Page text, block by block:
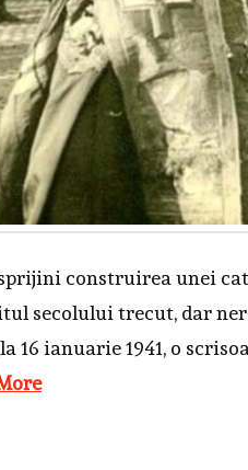
construirea unei
secolului trecut, dar
16 ianuarie 1941, o